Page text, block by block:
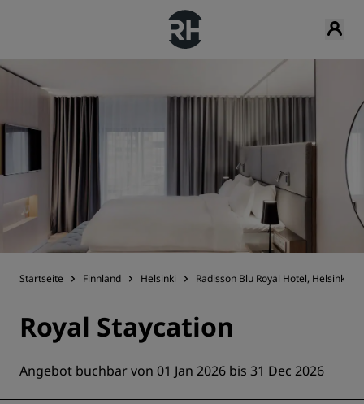
Startseite Finnland Helsinki Radisson Blu Royal Hotel, Helsinki
Royal Staycation
Angebot buchbar von 01 Jan 2026 bis 31 Dec 2026